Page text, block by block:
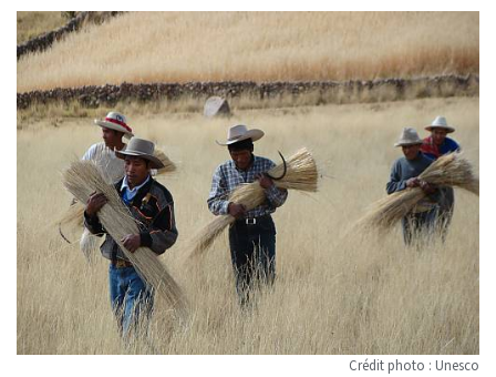
Crédit photo : Unesco